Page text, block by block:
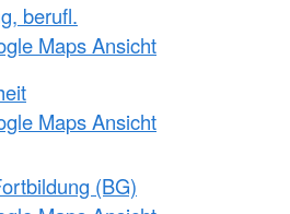
berufl.
Maps Ansicht
Maps Ansicht
(BG)